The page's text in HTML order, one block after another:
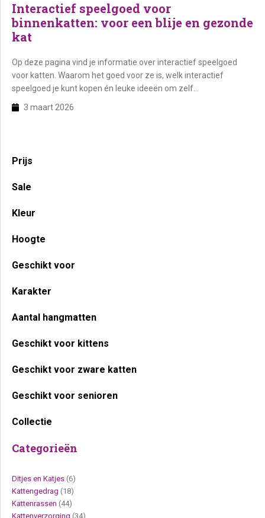
Interactief speelgoed voor
binnenkatten: voor een blije en gezonde
kat
Op deze pagina vind je informatie over interactief speelgoed
voor katten. Waarom het goed voor ze is, welk interactief
speelgoed je kunt kopen én leuke ideeën om zelf
kattenspeelgoed te maken.
3 maart 2026
Primaire
Sidebar
Prijs
Sale
Kleur
Hoogte
Geschikt voor
Karakter
Aantal hangmatten
Geschikt voor kittens
Geschikt voor zware katten
Geschikt voor senioren
Collectie
Categorieën
Ditjes en Katjes (6)
Kattengedrag (18)
Kattenrassen (44)
Kattenverzorging (34)